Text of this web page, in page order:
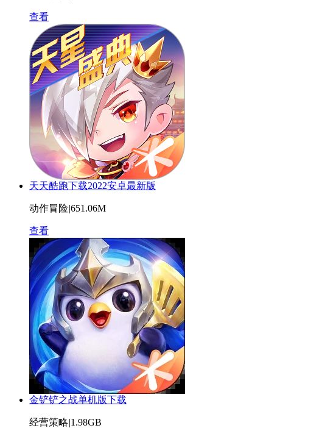
查看
天天酷跑下载2022安卓最新版
动作冒险|651.06M
查看
金铲铲之战单机版下载
经营策略|1.98GB